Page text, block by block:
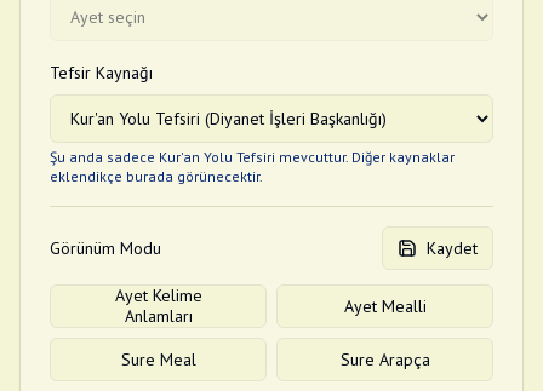
Tefsir Kaynağı
Şu anda sadece Kur'an Yolu Tefsiri mevcuttur. Diğer kaynaklar
eklendikçe burada görünecektir.
Görünüm Modu Kaydet
Ayet Kelime
Anlamları
Ayet Mealli
Sure Meal Sure Arapça